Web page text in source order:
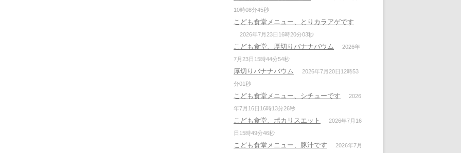
10時08分45秒
こども食堂メニュー、とりカラアゲです
2026年7月23日16時20分03秒
こども食堂、厚切りバナナバウム
2026年
7月23日15時44分54秒
厚切りバナナバウム
2026年7月20日12時53
分01秒
こども食堂メニュー、シチューです
2026
年7月16日16時13分26秒
こども食堂、ポカリスエット
2026年7月16
日15時49分46秒
こども食堂メニュー、豚汁です
2026年7月